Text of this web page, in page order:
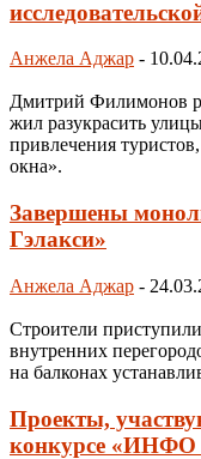
Анжела Аджар -
Дмитрий Филимонов
жил ра­зук­ра­сить
прив­ле­че­ния
ок­на».
Завершены
Гэлакси»
Анжела Аджар -
Строители
внутренних
на балконах
Проекты,
конкурсе